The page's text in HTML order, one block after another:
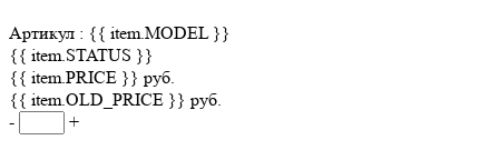
Артикул : {{ item.MODEL }}
{{ item.STATUS }}
{{ item.PRICE }} руб.
{{ item.OLD_PRICE }} руб.
-
+